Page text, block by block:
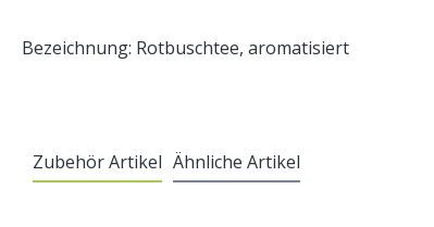
Bezeichnung: Rotbuschtee, aromatisiert
Zubehör Artikel Ähnliche Artikel